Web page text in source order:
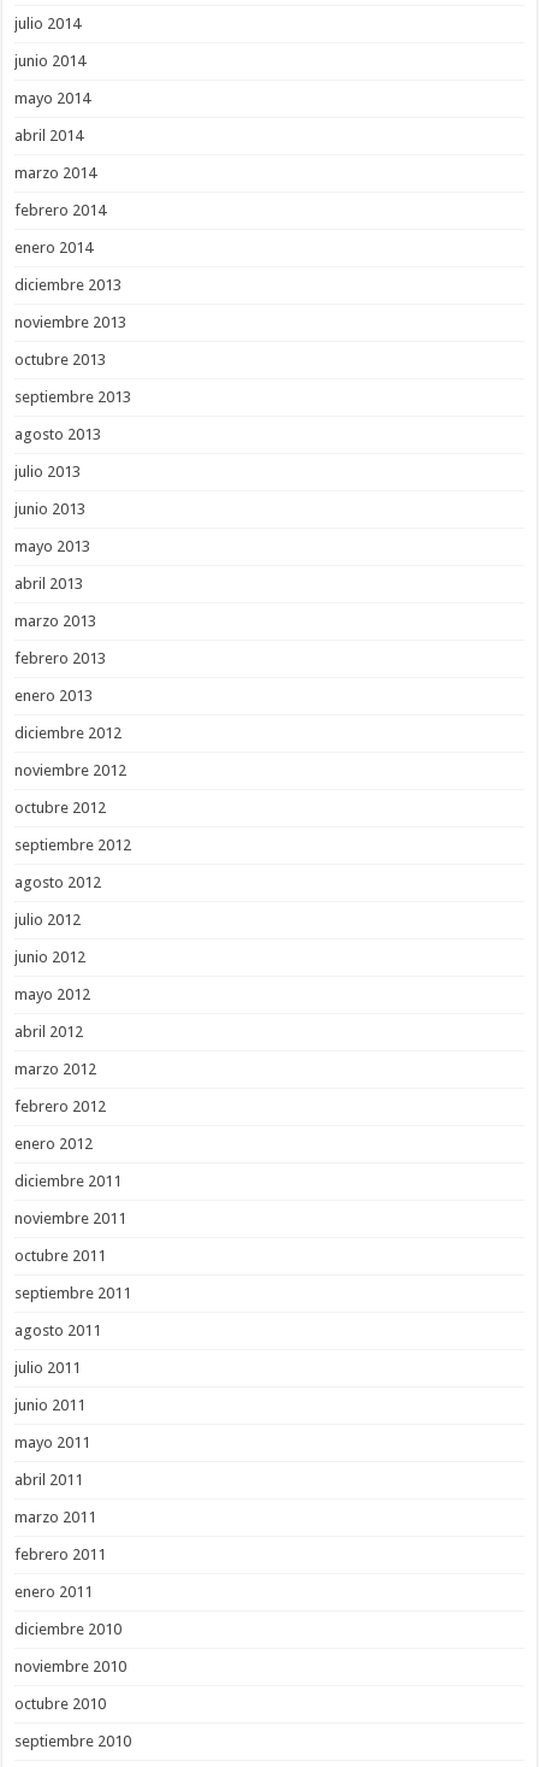
julio 2014
junio 2014
mayo 2014
abril 2014
marzo 2014
febrero 2014
enero 2014
diciembre 2013
noviembre 2013
octubre 2013
septiembre 2013
agosto 2013
julio 2013
junio 2013
mayo 2013
abril 2013
marzo 2013
febrero 2013
enero 2013
diciembre 2012
noviembre 2012
octubre 2012
septiembre 2012
agosto 2012
julio 2012
junio 2012
mayo 2012
abril 2012
marzo 2012
febrero 2012
enero 2012
diciembre 2011
noviembre 2011
octubre 2011
septiembre 2011
agosto 2011
julio 2011
junio 2011
mayo 2011
abril 2011
marzo 2011
febrero 2011
enero 2011
diciembre 2010
noviembre 2010
octubre 2010
septiembre 2010